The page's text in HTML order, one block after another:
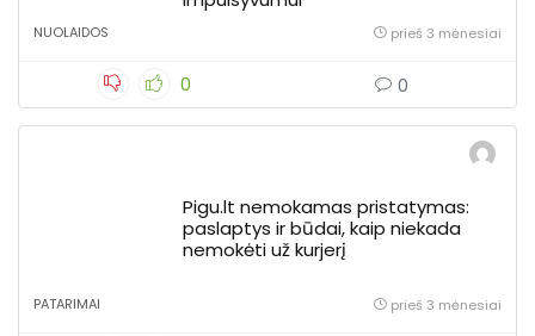
NUOLAIDOS prieš 3 mėnesiai
0 0
Pigu.lt nemokamas pristatymas:
paslaptys ir būdai, kaip niekada
nemokėti už kurjerį
PATARIMAI prieš 3 mėnesiai